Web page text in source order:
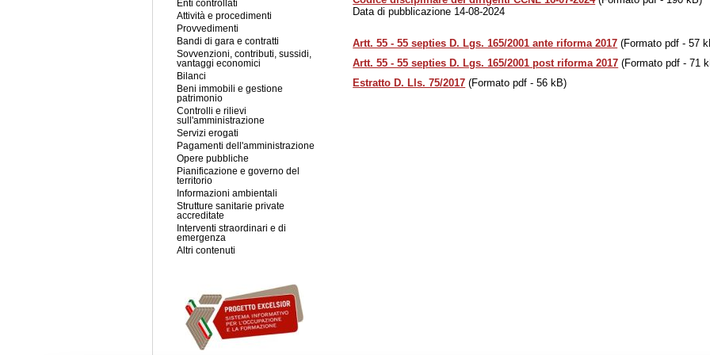
Enti controllati
Attività e procedimenti
Provvedimenti
Bandi di gara e contratti
Sovvenzioni, contributi, sussidi,
vantaggi economici
Bilanci
Beni immobili e gestione
patrimonio
Controlli e rilievi
sull'amministrazione
Servizi erogati
Pagamenti dell'amministrazione
Opere pubbliche
Pianificazione e governo del
territorio
Informazioni ambientali
Strutture sanitarie private
accreditate
Interventi straordinari e di
emergenza
Altri contenuti
Data di pubblicazione 14-08-2024
Artt. 55 - 55 septies D. Lgs. 165/2001 ante riforma 2017 (Formato pdf - 57
Artt. 55 - 55 septies D. Lgs. 165/2001 post riforma 2017 (Formato pdf - 71
Estratto D. Lls. 75/2017 (Formato pdf - 56 kB)